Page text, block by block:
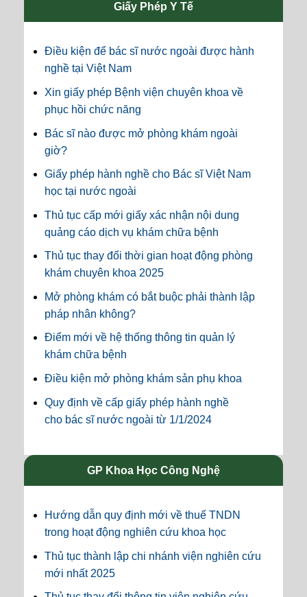
Giấy Phép Y Tế
Điều kiện để bác sĩ nước ngoài được hành
nghề tại Việt Nam
Xin giấy phép Bệnh viện chuyên khoa về
phục hồi chức năng
Bác sĩ nào được mở phòng khám ngoài
giờ?
Giấy phép hành nghề cho Bác sĩ Việt Nam
học tại nước ngoài
Thủ tục cấp mới giấy xác nhận nội dung
quảng cáo dịch vụ khám chữa bệnh
Thủ tục thay đổi thời gian hoạt động phòng
khám chuyên khoa 2025
Mở phòng khám có bắt buộc phải thành lập
pháp nhân không?
Điểm mới về hệ thống thông tin quản lý
khám chữa bệnh
Điều kiện mở phòng khám sản phụ khoa
Quy định về cấp giấy phép hành nghề
cho bác sĩ nước ngoài từ 1/1/2024
GP Khoa Học Công Nghệ
Hướng dẫn quy định mới về thuế TNDN
trong hoạt động nghiên cứu khoa học
Thủ tục thành lập chi nhánh viện nghiên cứu
mới nhất 2025